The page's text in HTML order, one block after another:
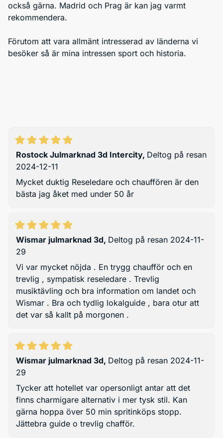
också gärna. Madrid och Prag är kan jag varmt
rekommendera.
Förutom att vara allmänt intresserad av länderna vi
besöker så är mina intressen sport och historia.
Rostock Julmarknad 3d Intercity, Deltog på resan
2024-12-11
Mycket duktig Reseledare och chauffören är den
bästa jag åket med under 50 år
Wismar julmarknad 3d, Deltog på resan 2024-11-
29
Vi var mycket nöjda . En trygg chaufför och en
trevlig , sympatisk reseledare . Trevlig
musiktävling och bra information om landet och
Wismar . Bra och tydlig lokalguide , bara otur att
det var så kallt på morgonen .
Wismar julmarknad 3d, Deltog på resan 2024-11-
29
Tycker att hotellet var opersonligt antar att det
finns charmigare alternativ i mer tysk stil. Kan
gärna hoppa över 50 min spritinköps stopp.
Jättebra guide o trevlig chafför.